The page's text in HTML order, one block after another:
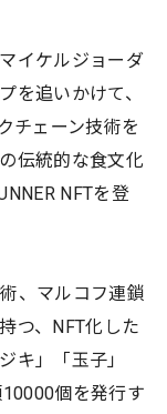
イケルジョーダ
を追いかけて、
チェーン技術を
伝統的な食文化
NFTを登
、マルコフ連鎖
つ、NFT化した
キ」「玉子」
個を発行す